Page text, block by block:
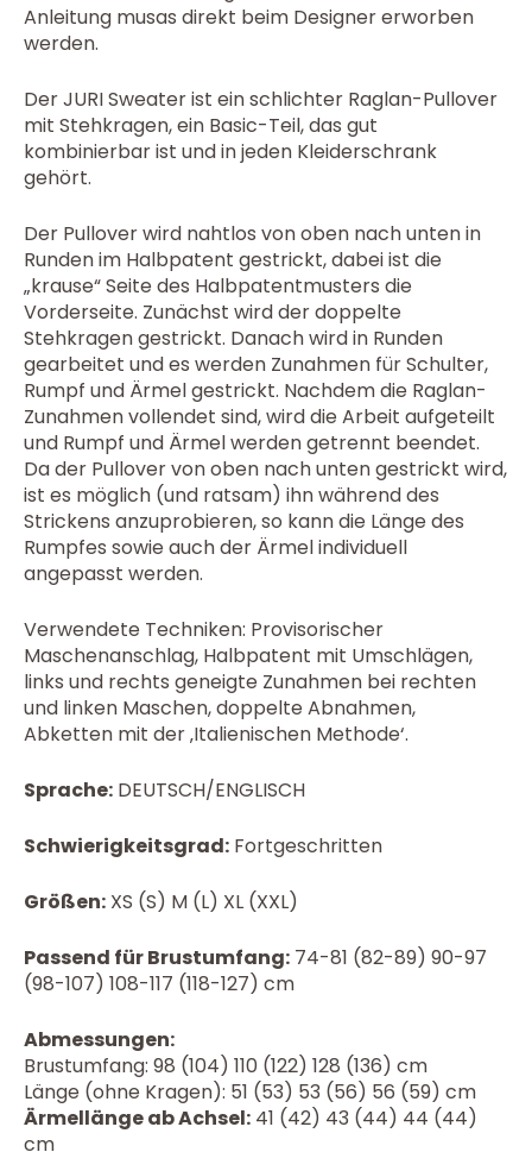
Anleitung musas direkt beim Designer erworben
werden.
Der JURI Sweater ist ein schlichter Raglan-Pullover
mit Stehkragen, ein Basic-Teil, das gut
kombinierbar ist und in jeden Kleiderschrank
gehört.
Der Pullover wird nahtlos von oben nach unten in
Runden im Halbpatent gestrickt, dabei ist die
„krause“ Seite des Halbpatentmusters die
Vorderseite. Zunächst wird der doppelte
Stehkragen gestrickt. Danach wird in Runden
gearbeitet und es werden Zunahmen für Schulter,
Rumpf und Ärmel gestrickt. Nachdem die Raglan-
Zunahmen vollendet sind, wird die Arbeit aufgeteilt
und Rumpf und Ärmel werden getrennt beendet.
Da der Pullover von oben nach unten gestrickt wird,
ist es möglich (und ratsam) ihn während des
Strickens anzuprobieren, so kann die Länge des
Rumpfes sowie auch der Ärmel individuell
angepasst werden.
Verwendete Techniken: Provisorischer
Maschenanschlag, Halbpatent mit Umschlägen,
links und rechts geneigte Zunahmen bei rechten
und linken Maschen, doppelte Abnahmen,
Abketten mit der ‚Italienischen Methode‘.
Sprache: DEUTSCH/ENGLISCH
Schwierigkeitsgrad: Fortgeschritten
Größen: XS (S) M (L) XL (XXL)
Passend für Brustumfang: 74-81 (82-89) 90-97
(98-107) 108-117 (118-127) cm
Abmessungen:
Brustumfang: 98 (104) 110 (122) 128 (136) cm
Länge (ohne Kragen): 51 (53) 53 (56) 56 (59) cm
Ärmellänge ab Achsel: 41 (42) 43 (44) 44 (44)
cm